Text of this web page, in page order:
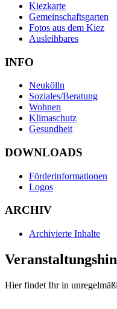
Kiezkarte
Gemeinschaftsgarten
Fotos aus dem Kiez
Ausleihbares
INFO
Neukölln
Soziales/Beratung
Wohnen
Klimaschutz
Gesundheit
DOWNLOADS
Förderinformationen
Logos
ARCHIV
Archivierte Inhalte
Hier findet Ihr in